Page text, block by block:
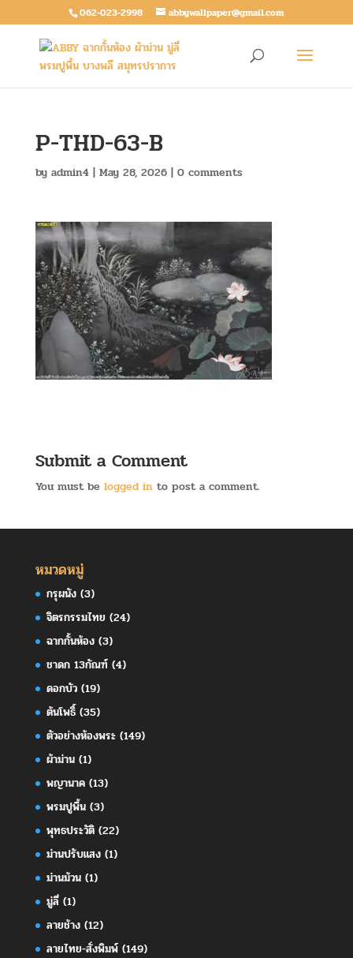
062-023-2998 abbywallpaper@gmail.com
P-THD-63-B
by admin4| May 28, 2026| 0 comments
Submit a Comment
You must be logged into post a comment.
หมวดหมู่
กรุผนัง(3)
จิตรกรรมไทย (24)
ฉากกั้นห้อง(3)
ชาดก 13กัณฑ์(4)
ดอกบัว(19)
ต้นโพธิ์(35)
ตัวอย่างห้องพระ(149)
ผ้าม่าน(1)
พญานาค(13)
พรมปูพื้น(3)
พุทธประวัติ(22)
ม่านปรับแสง(1)
ม่านม้วน(1)
มู่ลี่(1)
ลายช้าง(12)
ลายไทย-สั่งพิมพ์(149)